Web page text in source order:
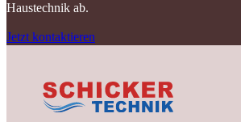
Haustechnik ab.
Jetzt kontaktieren